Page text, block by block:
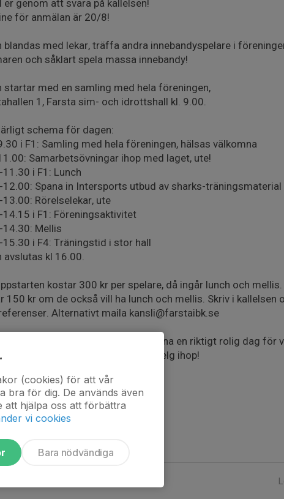
er genom att svara på kallelsen!
för anmälan är 20/8!
blandas med lekar, träffa andra innebandyspelare i
och såklart spela massa innebandy!
startar med en samling med hela föreningen,
1, Farsta sim- och idrottshall kl. 9.00.
schema för dagen:
i F1: Samling med hela föreningen, hälsas välkomna
Samarbetsövningar ihop med laget, ute!
i F1: Lunch
Spana in Intersports utbud av sharks-träningsmaterial
Rörelselekar, ute
i F1: Föreningsaktivitet
14.30: Mellis
i F4: Träningstid i stor hall
avslutas kl 16.00.
kostar 300 kr per spelare, då ingår lunch och
150 kr om de också vill ha lunch och mellis. Skriv i kallelsen
Alternativt maila kansli@farstaibk.se
vi föräldrar som hjälps åt att anordna en riktigt rolig dag för
tillsammans får vi en riktigt rolig helg ihop!
(cookies) för att vår
bra för dig. De används även
att hjälpa oss att förbättra
vi cookies
Bara nödvändiga